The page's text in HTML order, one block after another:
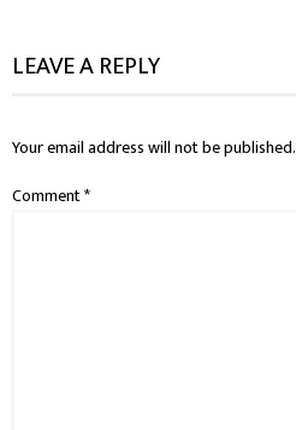
LEAVE A REPLY
Your email address will not be published.
Comment*